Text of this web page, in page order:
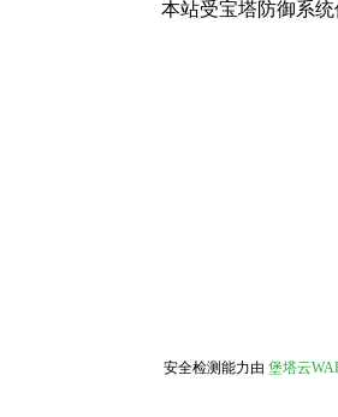
本站受宝塔防御系统
安全检测能力由 堡塔云